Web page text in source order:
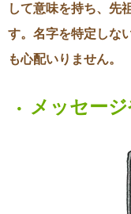
して意味を持ち、先
す。名字を特定しな
も心配いりません。
・ メッセー